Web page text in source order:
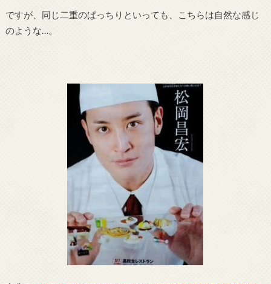
ですが、同じ二重のぱっちりといっても、こちらは自然な感じ
のような…。